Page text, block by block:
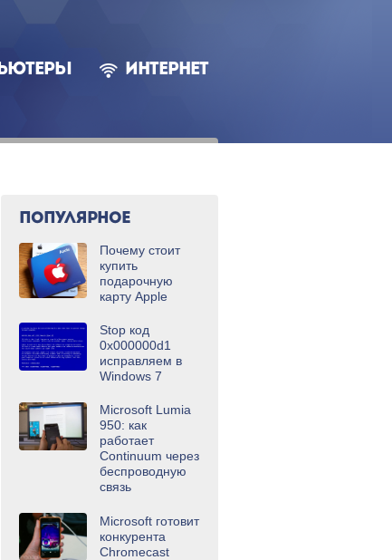
ИНТЕРНЕТ
ПОПУЛЯРНОЕ
Почему стоит
купить
подарочную
карту Apple
Stop код
0x000000d1
исправляем в
Windows 7
Microsoft Lumia
950: как
работает
Continuum через
беспроводную
связь
Microsoft готовит
конкурента
Chromecast